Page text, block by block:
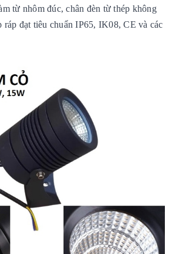
từ nhôm đúc, chân đèn từ thép không
ráp đạt tiêu chuẩn IP65, IK08, CE và các